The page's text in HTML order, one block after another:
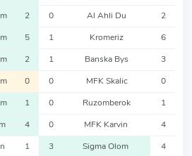
2 0 Al Ahli Du 2
5 1 Kromeriz 6
2 1 Banska Bys 3
0 0 MFK Skalic 0
1 0 Ruzomberok 1
4 0 MFK Karvin 4
1 3 Sigma Olom 4